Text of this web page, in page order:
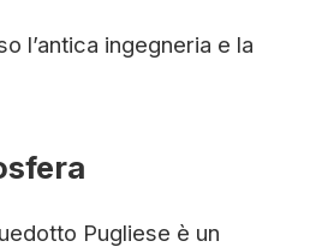
l’antica ingegneria e la
Pugliese è un